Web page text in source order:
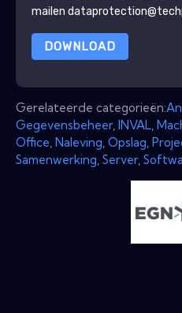
mailen
DOWNLOAD
Gerelateerde categorieën:
Gegevensbeheer, INVAL
Office Naleving Opslag
Samenwerking Server,